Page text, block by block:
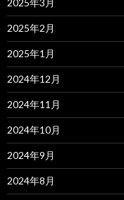
2025年3月
2025年2月
2025年1月
2024年12月
2024年11月
2024年10月
2024年9月
2024年8月